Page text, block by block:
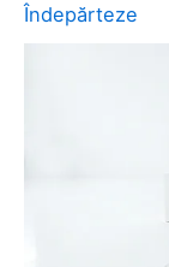
Îndepărteze